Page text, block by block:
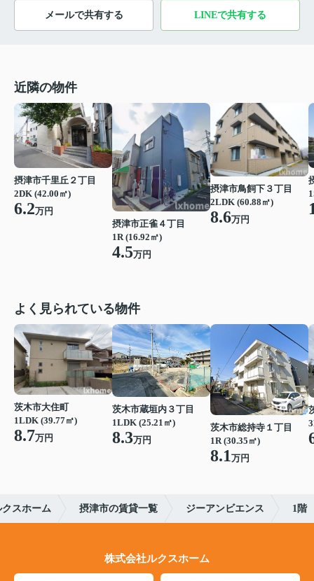
メールで共有する LINEで共有する
近隣の物件
摂津市千里丘２丁目
2DK (42.00㎡)
6.2万円
摂津市正雀４丁目
1R (16.92㎡)
4.5万円
摂津市鳥飼下３丁目
2LDK (60.88㎡)
8.6万円
よく見られている物件
茨木市大住町
1LDK (39.77㎡)
8.7万円
茨木市蔵垣内３丁目
1LDK (25.21㎡)
8.3万円
茨木市総持寺１丁目
1R (30.35㎡)
8.1万円
スホーム 摂津市の賃貸一覧 ジーアンビエンス 1階
株式会社ルクスホーム